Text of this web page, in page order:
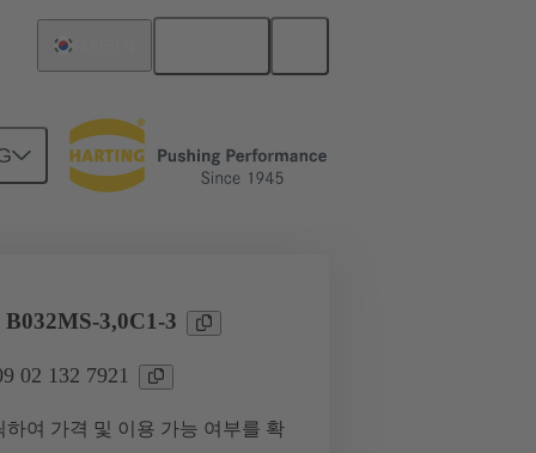
09 02 132 7921
3,0C1-3
02 132 7921
하여 가격 및 이용 가능 여부를 확